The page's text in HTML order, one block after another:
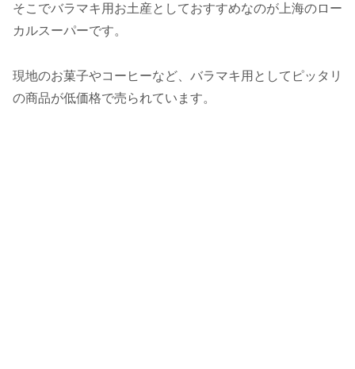
そこでバラマキ用お土産としておすすめなのが上海のロー
カルスーパーです。
現地のお菓子やコーヒーなど、バラマキ用としてピッタリ
の商品が低価格で売られています。